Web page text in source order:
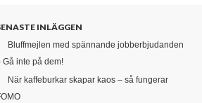
INLÄGGEN
Bluffmejlen med spännande jobberbjudanden
Gå inte på dem!
När kaffeburkar skapar kaos – så fungerar